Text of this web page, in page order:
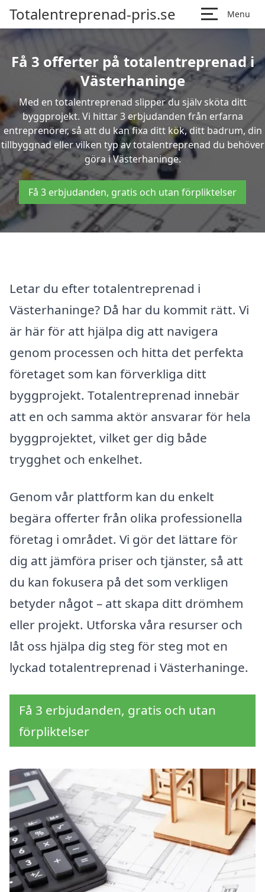
Totalentreprenad-pris.se Menu
Få 3 offerter på totalentreprenad i
Västerhaninge
Med en totalentreprenad slipper du själv sköta ditt
byggprojekt. Vi hittar 3 erbjudanden från erfarna
entreprenörer, så att du kan fixa ditt kök, ditt badrum, din
tillbyggnad eller vilken typ av totalentreprenad du behöver
göra i Västerhaninge.
Få 3 erbjudanden, gratis och utan förpliktelser
Letar du efter totalentreprenad i
Västerhaninge? Då har du kommit rätt. Vi
är här för att hjälpa dig att navigera
genom processen och hitta det perfekta
företaget som kan förverkliga ditt
byggprojekt. Totalentreprenad innebär
att en och samma aktör ansvarar för hela
byggprojektet, vilket ger dig både
trygghet och enkelhet.
Genom vår plattform kan du enkelt
begära offerter från olika professionella
företag i området. Vi gör det lättare för
dig att jämföra priser och tjänster, så att
du kan fokusera på det som verkligen
betyder något – att skapa ditt drömhem
eller projekt. Utforska våra resurser och
låt oss hjälpa dig steg för steg mot en
lyckad totalentreprenad i Västerhaninge.
Få 3 erbjudanden, gratis och utan
förpliktelser